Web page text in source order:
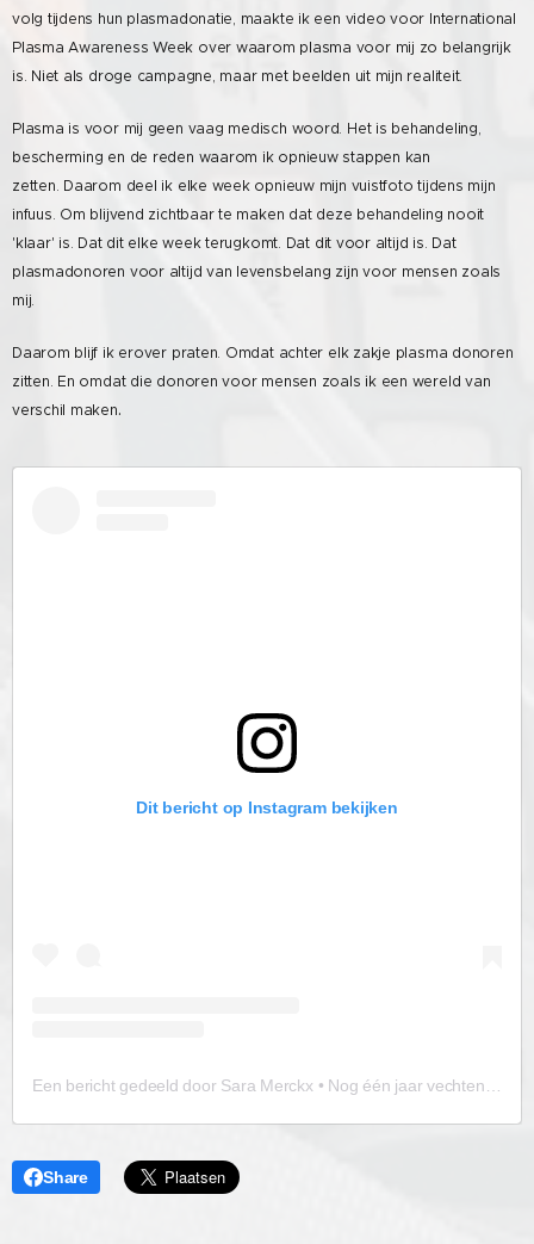
volg tijdens hun plasmadonatie, maakte ik een video voor International
Plasma Awareness Week over waarom plasma voor mij zo belangrijk
is. Niet als droge campagne, maar met beelden uit mijn realiteit.
Plasma is voor mij geen vaag medisch woord. Het is behandeling,
bescherming en de reden waarom ik opnieuw stappen kan
zetten. Daarom deel ik elke week opnieuw mijn vuistfoto tijdens mijn
infuus. Om blijvend zichtbaar te maken dat deze behandeling nooit
'klaar' is. Dat dit elke week terugkomt. Dat dit voor altijd is. Dat
plasmadonoren voor altijd van levensbelang zijn voor mensen zoals
mij.
Daarom blijf ik erover praten. Omdat achter elk zakje plasma donoren
zitten. En omdat die donoren voor mensen zoals ik een wereld van
verschil maken.
Dit bericht op Instagram bekijken
Share